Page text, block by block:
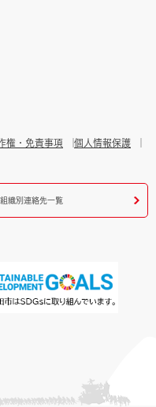
権・免責事項
個人情報保護
組織別連絡先一覧